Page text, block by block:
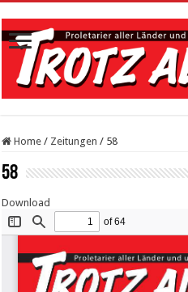
Home / Zeitungen / 58
58
Download